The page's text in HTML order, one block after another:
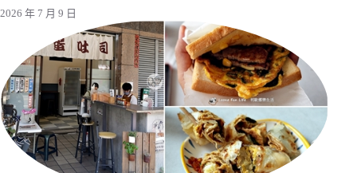
2026 年 7 月 9 日